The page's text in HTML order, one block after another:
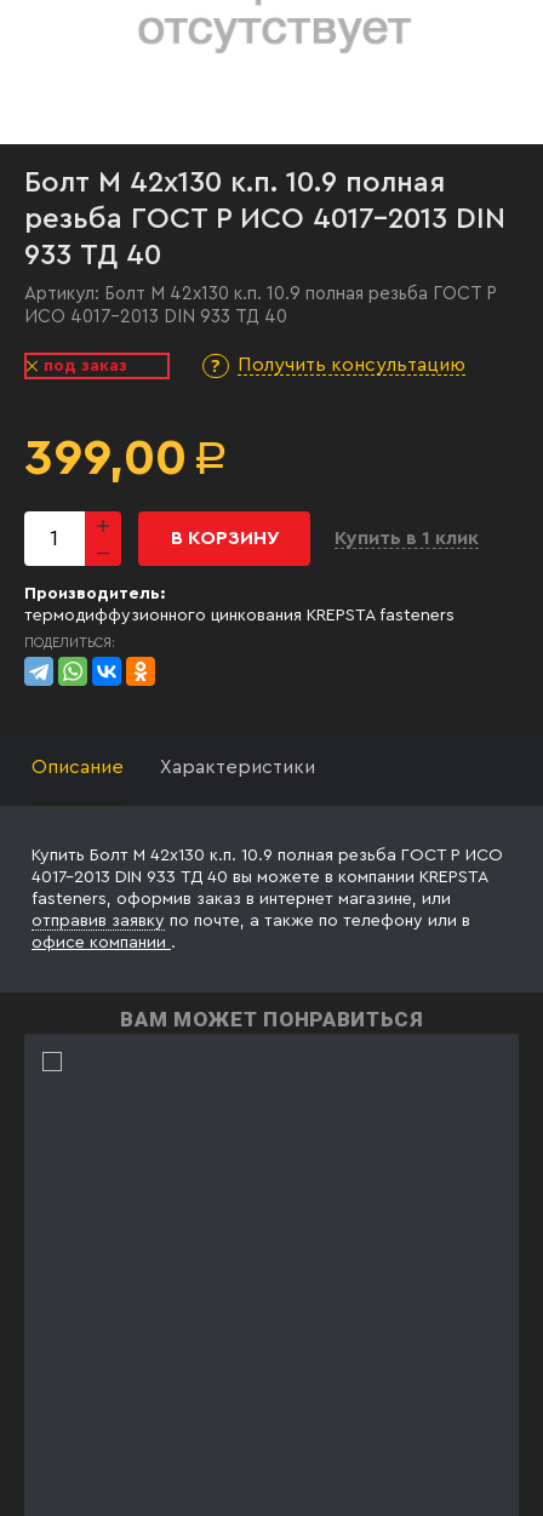
Болт М 42х130 к.п. 10.9 полная
резьба ГОСТ Р ИСО 4017-2013 DIN
933 ТД 40
Артикул: Болт М 42х130 к.п. 10.9 полная резьба ГОСТ Р
ИСО 4017-2013 DIN 933 ТД 40
под заказ Получить консультацию
399,00 Р
В КОРЗИНУ Купить в 1 клик
Производитель:
термодиффузионного цинкования KREPSTA fasteners
ПОДЕЛИТЬСЯ:
Описание Характеристики
Купить Болт М 42х130 к.п. 10.9 полная резьба ГОСТ Р ИСО
4017-2013 DIN 933 ТД 40 вы можете в компании KREPSTA
fasteners, оформив заказ в интернет магазине, или
отправив заявку по почте, а также по телефону или в
офисе компании .
ВАМ МОЖЕТ ПОНРАВИТЬСЯ